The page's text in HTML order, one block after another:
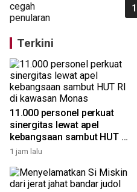
1
Terkini
11.000 personel perkuat
sinergitas lewat apel
kebangsaan sambut HUT RI
di kawasan Monas
1 jam lalu